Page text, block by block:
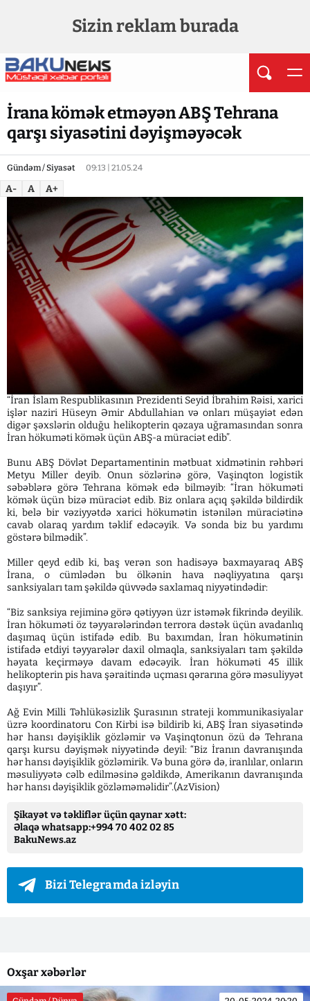
Sizin reklam burada
İrana kömək etməyən ABŞ Tehrana
qarşı siyasətini dəyişməyəcək
Gündəm / Siyasət 09:13 | 21.05.24
A- A A+
“İran İslam Respublikasının Prezidenti Seyid İbrahim Rəisi, xarici
işlər naziri Hüseyn Əmir Abdullahian və onları müşayiət edən
digər şəxslərin olduğu helikopterin qəzaya uğramasından sonra
İran hökuməti kömək üçün ABŞ-a müraciət edib”.
Bunu ABŞ Dövlət Departamentinin mətbuat xidmətinin rəhbəri
Metyu Miller deyib. Onun sözlərinə görə, Vaşinqton logistik
səbəblərə görə Tehrana kömək edə bilməyib: “İran hökuməti
kömək üçün bizə müraciət edib. Biz onlara açıq şəkildə bildirdik
ki, belə bir vəziyyətdə xarici hökumətin istənilən müraciətinə
cavab olaraq yardım təklif edəcəyik. Və sonda biz bu yardımı
göstərə bilmədik”.
Miller qeyd edib ki, baş verən son hadisəyə baxmayaraq ABŞ
İrana, o cümlədən bu ölkənin hava nəqliyyatına qarşı
sanksiyaları tam şəkildə qüvvədə saxlamaq niyyətindədir:
“Biz sanksiya rejiminə görə qətiyyən üzr istəmək fikrində deyilik.
İran hökuməti öz təyyarələrindən terrora dəstək üçün avadanlıq
daşımaq üçün istifadə edib. Bu baxımdan, İran hökumətinin
istifadə etdiyi təyyarələr daxil olmaqla, sanksiyaları tam şəkildə
həyata keçirməyə davam edəcəyik. İran hökuməti 45 illik
helikopterin pis hava şəraitində uçması qərarına görə məsuliyyət
daşıyır”.
Ağ Evin Milli Təhlükəsizlik Şurasının strateji kommunikasiyalar
üzrə koordinatoru Con Kirbi isə bildirib ki, ABŞ İran siyasətində
hər hansı dəyişiklik gözləmir və Vaşinqtonun özü də Tehrana
qarşı kursu dəyişmək niyyətində deyil: “Biz İranın davranışında
hər hansı dəyişiklik gözləmirik. Və buna görə də, iranlılar, onların
məsuliyyətə cəlb edilməsinə gəldikdə, Amerikanın davranışında
hər hansı dəyişiklik gözləməməlidir”.(AzVision)
Şikayət və təkliflər üçün qaynar xətt:
Əlaqə whatsapp:+994 70 402 02 85
BakuNews.az
Bizi Telegramda izləyin
Oxşar xəbərlər